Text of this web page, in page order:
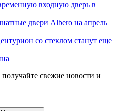
входную дверь в
двери Albero на апрель
со стеклом станут еще
свежие новости и